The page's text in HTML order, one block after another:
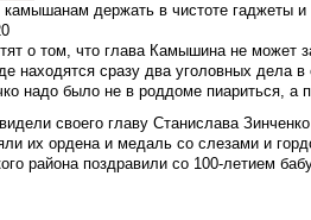
камышанам держать в чистоте гаджеты
о том, что глава Камышина не может
находятся сразу два уголовных дела
надо было не в роддоме пиариться, а
своего главу Станислава Зинченко
их ордена и медаль со слезами и
района поздравили со 100-летием